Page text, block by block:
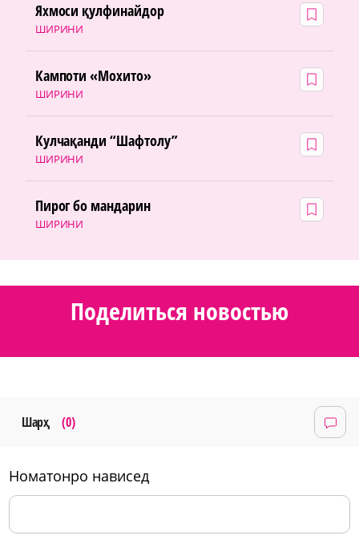
ШИРИНИ
Яхмоси қулфинайдор
ШИРИНИ
Кампоти «Мохито»
ШИРИНИ
Кулчақанди “Шафтолу”
ШИРИНИ
Пирог бо мандарин
Поделиться новостью
Шарҳ (0)
номатонро нависед